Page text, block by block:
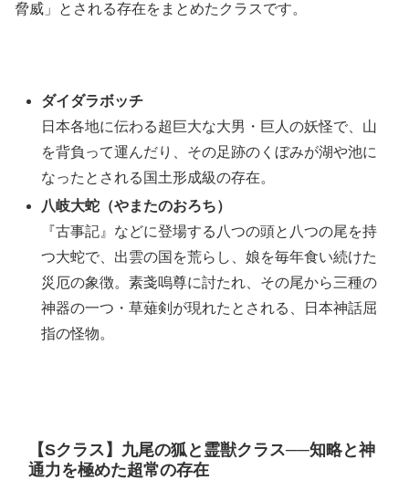
脅威」とされる存在をまとめたクラスです。
ダイダラボッチ
日本各地に伝わる超巨大な大男・巨人の妖怪で、山
を背負って運んだり、その足跡のくぼみが湖や池に
なったとされる国土形成級の存在。
八岐大蛇（やまたのおろち）
『古事記』などに登場する八つの頭と八つの尾を持
つ大蛇で、出雲の国を荒らし、娘を毎年食い続けた
災厄の象徴。素戔嗚尊に討たれ、その尾から三種の
神器の一つ・草薙剣が現れたとされる、日本神話屈
指の怪物。
【Sクラス】九尾の狐と霊獣クラス──知略と神
通力を極めた超常の存在